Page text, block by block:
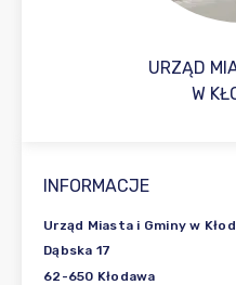
URZĄD
W
INFORMACJE
Urząd Miasta i Gminy w
Dąbska 17
62-650 Kłodawa